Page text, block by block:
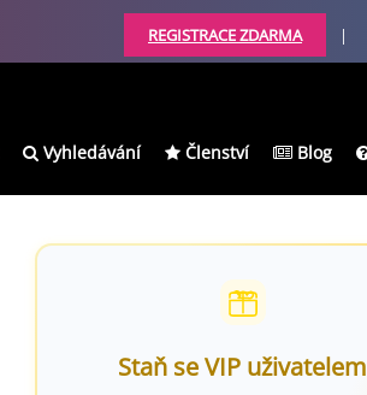
REGISTRACE ZDARMA |
Vyhledávání Členství Blog
Staň se VIP uživatelem